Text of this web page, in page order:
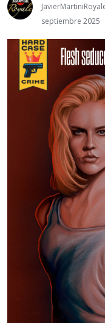
septiembre 2025